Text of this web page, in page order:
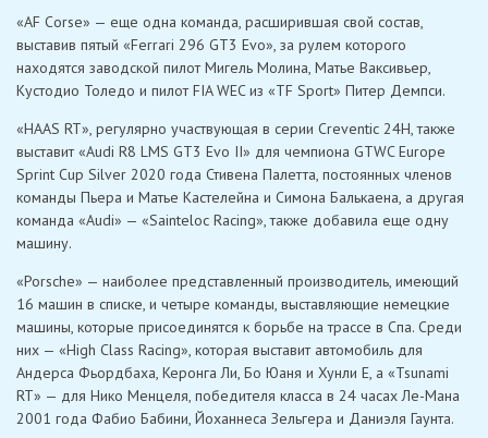
«AF Corse» — еще одна команда, расширившая свой состав,
выставив пятый «Ferrari 296 GT3 Evo», за рулем которого
находятся заводской пилот Мигель Молина, Матье Ваксивьер,
Кустодио Толедо и пилот FIA WEC из «TF Sport» Питер Демпси.
«HAAS RT», регулярно участвующая в серии Creventic 24H, также
выставит «Audi R8 LMS GT3 Evo II» для чемпиона GTWC Europe
Sprint Cup Silver 2020 года Стивена Палетта, постоянных членов
команды Пьера и Матье Кастелейна и Симона Балькаена, а другая
команда «Audi» — «Sainteloc Racing», также добавила еще одну
машину.
«Porsche» — наиболее представленный производитель, имеющий
16 машин в списке, и четыре команды, выставляющие немецкие
машины, которые присоединятся к борьбе на трассе в Спа. Среди
них — «High Class Racing», которая выставит автомобиль для
Андерса Фьордбаха, Керонга Ли, Бо Юаня и Хунли Е, а «Tsunami
RT» — для Нико Менцеля, победителя класса в 24 часах Ле-Мана
2001 года Фабио Бабини, Йоханнеса Зельгера и Даниэля Гаунта.